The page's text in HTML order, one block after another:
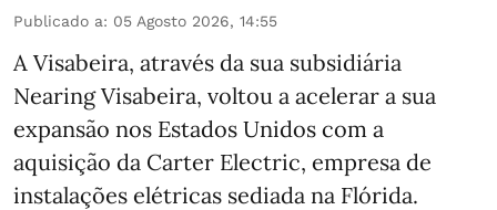
Publicado a: 05 Agosto 2026, 14:55
A Visabeira, através da sua subsidiária
Nearing Visabeira, voltou a acelerar a sua
expansão nos Estados Unidos com a
aquisição da Carter Electric, empresa de
instalações elétricas sediada na Flórida.